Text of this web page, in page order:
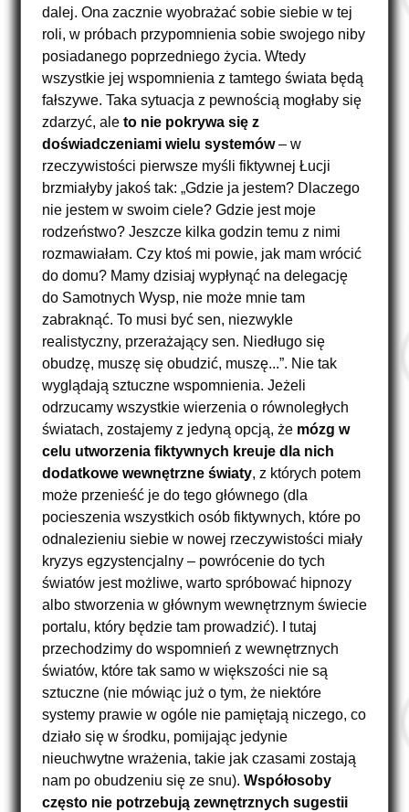
dalej. Ona zacznie wyobrażać sobie siebie w tej
roli, w próbach przypomnienia sobie swojego niby
posiadanego poprzedniego życia. Wtedy
wszystkie jej wspomnienia z tamtego świata będą
fałszywe. Taka sytuacja z pewnością mogłaby się
zdarzyć, ale to nie pokrywa się z
doświadczeniami wielu systemów– w
rzeczywistości pierwsze myśli fiktywnej Łucji
brzmiałyby jakoś tak: „Gdzie ja jestem? Dlaczego
nie jestem w swoim ciele? Gdzie jest moje
rodzeństwo? Jeszcze kilka godzin temu z nimi
rozmawiałam. Czy ktoś mi powie, jak mam wrócić
do domu? Mamy dzisiaj wypłynąć na delegację
do Samotnych Wysp, nie może mnie tam
zabraknąć. To musi być sen, niezwykle
realistyczny, przerażający sen. Niedługo się
obudzę, muszę się obudzić, muszę...”. Nie tak
wyglądają sztuczne wspomnienia. Jeżeli
odrzucamy wszystkie wierzenia o równoległych
światach, zostajemy z jedyną opcją, że mózg w
celu utworzenia fiktywnych kreuje dla nich
dodatkowe wewnętrzne światy, z których potem
może przenieść je do tego głównego (dla
pocieszenia wszystkich osób fiktywnych, które po
odnalezieniu siebie w nowej rzeczywistości miały
kryzys egzystencjalny – powrócenie do tych
światów jest możliwe, warto spróbować hipnozy
albo stworzenia w głównym wewnętrznym świecie
portalu, który będzie tam prowadzić). I tutaj
przechodzimy do wspomnień z wewnętrznych
światów, które tak samo w większości nie są
sztuczne (nie mówiąc już o tym, że niektóre
systemy prawie w ogóle nie pamiętają niczego, co
działo się w środku, pomijając jedynie
nieuchwytne wrażenia, takie jak czasami zostają
nam po obudzeniu się ze snu). Współosoby
często nie potrzebują zewnętrznych sugestii